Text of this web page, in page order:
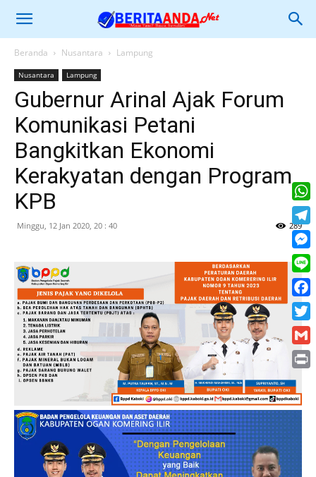
Beranda Nusantara Lampung
Nusantara Lampung
Gubernur Arinal Ajak Forum
Komunikasi Petani
Bangkitkan Ekonomi
Kerakyatan dengan Program
KPB
Minggu, 12 Jan 2020, 20 : 40 289
Line
Print